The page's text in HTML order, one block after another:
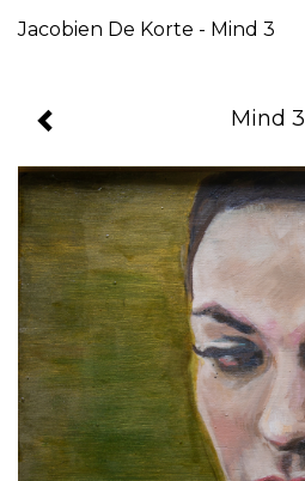
Jacobien De Korte - Mind 3
Mind 3